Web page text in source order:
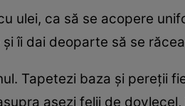
ulei, ca să se acopere
îi dai deoparte să se
Tapetezi baza şi pereţii
aşezi felii de